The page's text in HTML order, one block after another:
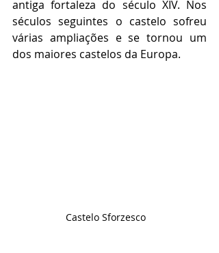
antiga fortaleza do século XIV. Nos
séculos seguintes o castelo sofreu
várias ampliações e se tornou um
dos maiores castelos da Europa.
Castelo Sforzesco